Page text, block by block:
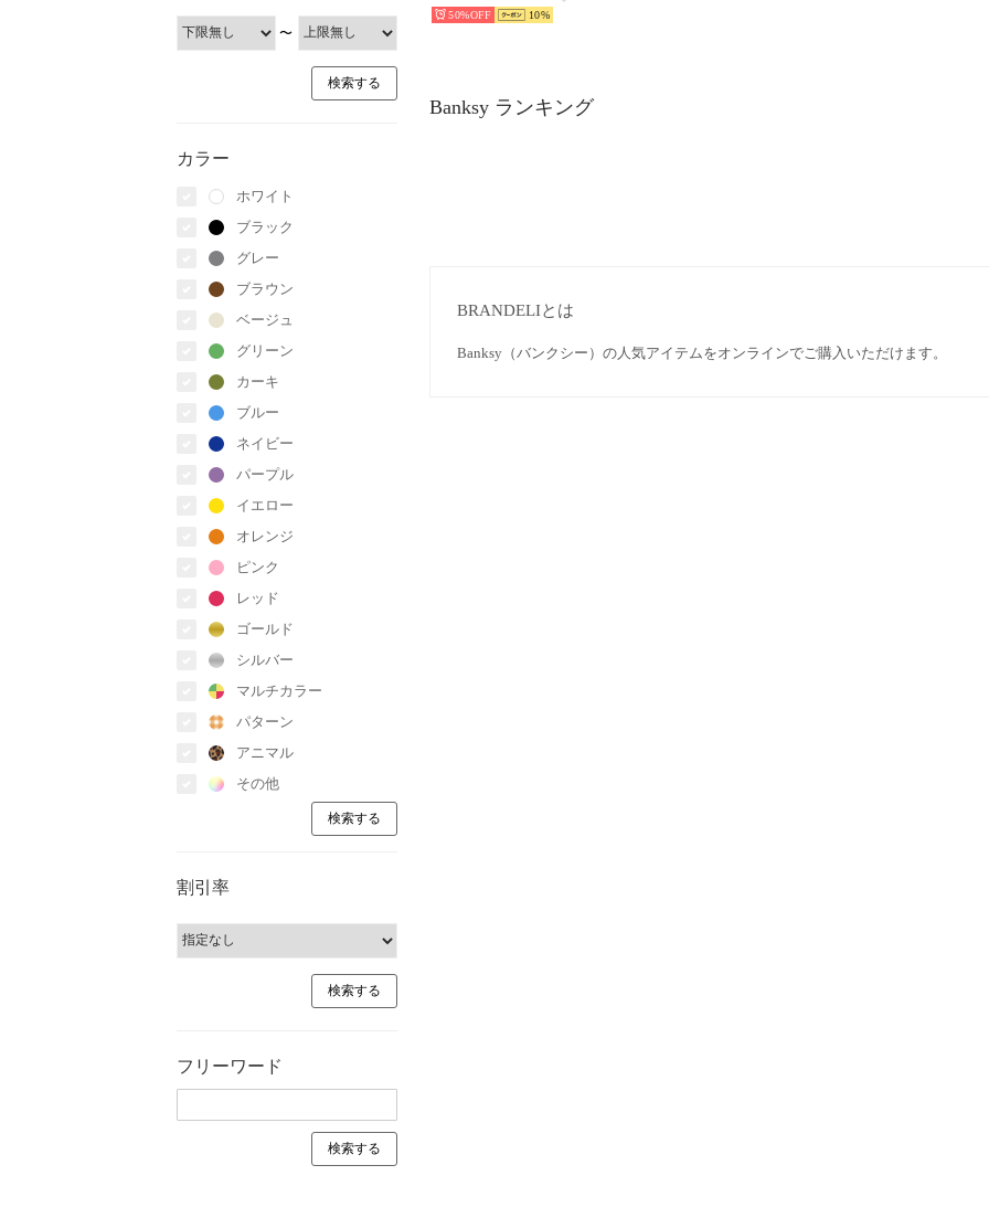
〜
カラー
ホワイト
ブラック
グレー
ブラウン
ベージュ
グリーン
カーキ
ブルー
ネイビー
パープル
イエロー
オレンジ
ピンク
レッド
ゴールド
シルバー
マルチカラー
パターン
アニマル
その他
割引率
フリーワード
50% 10
Banksy ランキング
BRANDELIとは
Banksy（バンクシー）の人気アイテムをオンラインでご購入いただけます。